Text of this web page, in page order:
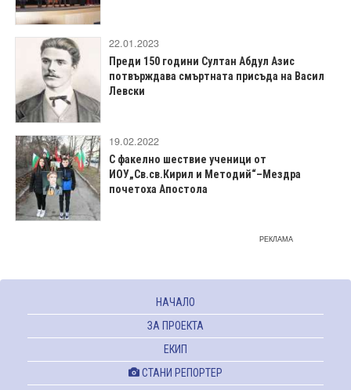
22.01.2023
Преди 150 години Султан Абдул Азис
потвърждава смъртната присъда на Васил
Левски
19.02.2022
С факелно шествие ученици от
ИОУ„Св.св.Кирил и Методий“–Мездра
почетоха Апостола
РЕКЛАМА
НАЧАЛО
ЗА ПРОЕКТА
ЕКИП
СТАНИ РЕПОРТЕР